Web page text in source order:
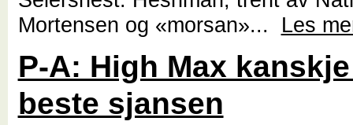
Mortensen og «morsan»... Les
P-A: High Max
beste sjansen